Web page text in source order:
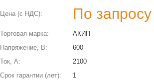
Цена (с НДС): По запросу
Торговая марка:
АКИП
Напряжение, В:
600
Ток, А:
2100
Срок гарантии (лет):
1